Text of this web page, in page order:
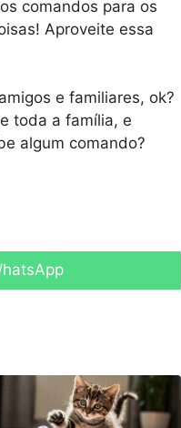
comandos para os
Aproveite essa
e familiares, ok?
toda a família, e
algum comando?